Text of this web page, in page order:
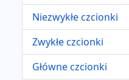
Niezwykłe czcionki
Zwykłe czcionki
Główne czcionki